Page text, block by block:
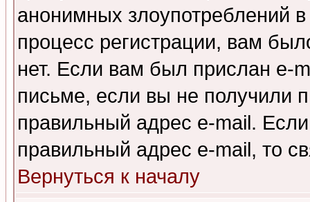
анонимных злоупотреблений
процесс регистрации, вам
нет. Если вам был прислан e-
письме, если вы не получили
правильный адрес e-mail.
правильный адрес e-mail, то
Вернуться к началу